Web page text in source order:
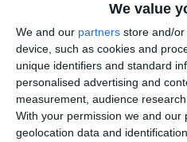
We value
We and our partners store and/
device, such as cookies and
unique identifiers and standard
personalised advertising and
measurement, audience
With your permission we and our
geolocation data and
În anul 2024, firma a
9.524.921 lei, cu o pierdere de
având datorii în valoare de
Despre Bogdan Inter Tur SRL
Potrivit termene.ro, platformă